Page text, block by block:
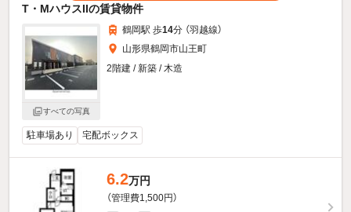
T・MハウスIIの賃貸物件
すべての写真
鶴岡駅 歩14分 （羽越線）
山形県鶴岡市山王町
2階建 / 新築 / 木造
駐車場あり 宅配ボックス
6.2万円
（管理費1,500円）